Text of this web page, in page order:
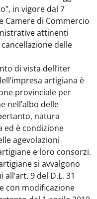
in vigore dal 7
Camere di Commercio
attinenti
delle
di vista dell’iter
artigiana è
provinciale per
nell’albo delle
natura
ed è condizione
agevolazioni
e loro consorzi.
si avvalgono
9 del D.L. 31
con modificazione